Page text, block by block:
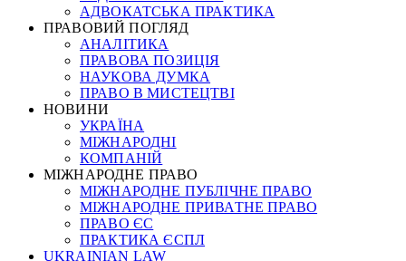
АДВОКАТСЬКА ПРАКТИКА
ПРАВОВИЙ ПОГЛЯД
АНАЛІТИКА
ПРАВОВА ПОЗИЦІЯ
НАУКОВА ДУМКА
ПРАВО В МИСТЕЦТВІ
НОВИНИ
УКРАЇНА
МІЖНАРОДНІ
КОМПАНІЙ
МІЖНАРОДНЕ ПРАВО
МІЖНАРОДНЕ ПУБЛІЧНЕ ПРАВО
МІЖНАРОДНЕ ПРИВАТНЕ ПРАВО
ПРАВО ЄС
ПРАКТИКА ЄСПЛ
UKRAINIAN LAW